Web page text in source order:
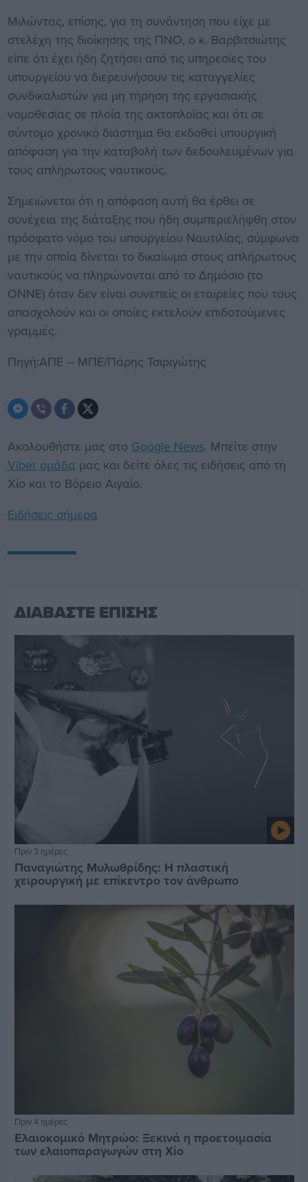
Μιλώντας, επίσης, για τη συνάντηση που είχε με
στελέχη της διοίκησης της ΠΝΟ, ο κ. Βαρβιτσιώτης
είπε ότι έχει ήδη ζητήσει από τις υπηρεσίες του
υπουργείου να διερευνήσουν τις καταγγελίες
συνδικαλιστών για μη τήρηση της εργασιακής
νομοθεσίας σε πλοία της ακτοπλοΐας και ότι σε
σύντομο χρονικό διάστημα θα εκδοθεί υπουργική
απόφαση για την καταβολή των δεδουλευμένων για
τους απλήρωτους ναυτικούς.
Σημειώνεται ότι η απόφαση αυτή θα έρθει σε
συνέχεια της διάταξης που ήδη συμπεριελήφθη στον
πρόσφατο νόμο του υπουργείου Ναυτιλίας, σύμφωνα
με την οποία δίνεται το δικαίωμα στους απλήρωτους
ναυτικούς να πληρώνονται από το Δημόσιο (το
ΟΝΝΕ) όταν δεν είναι συνεπείς οι εταιρείες που τους
απασχολούν και οι οποίες εκτελούν επιδοτούμενες
γραμμές.
Πηγή:ΑΠΕ – ΜΠΕ/Πάρης Τσιριγώτης
Ακολουθήστε μας στο Google News. Μπείτε στην
Viber ομάδα μας και δείτε όλες τις ειδήσεις από τη
Χίο και το Βόρειο Αιγαίο.
Ειδήσεις σήμερα
ΔΙΑΒΑΣΤΕ ΕΠΙΣΗΣ
Πριν 3 ημέρες
Παναγιώτης Μυλωθρίδης: Η πλαστική
χειρουργική με επίκεντρο τον άνθρωπο
Πριν 4 ημέρες
Ελαιοκομικό Μητρώο: Ξεκινά η προετοιμασία
των ελαιοπαραγωγών στη Χίο